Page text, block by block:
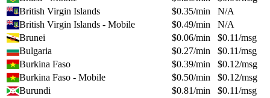
British Virgin Islands
$0.35/min
N/A
British Virgin Islands - Mobile
$0.49/min
N/A
Brunei
$0.06/min $0.11/msg
Bulgaria
$0.27/min $0.11/msg
Burkina Faso
$0.39/min $0.12/msg
Burkina Faso - Mobile
$0.50/min $0.12/msg
Burundi
$0.81/min $0.11/msg